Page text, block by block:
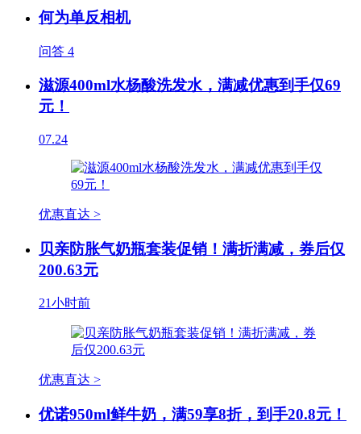
何为单反相机
问答 4
滋源400ml水杨酸洗发水，满减优惠到手仅69
元！
07.24
优惠直达 >
贝亲防胀气奶瓶套装促销！满折满减，券后仅
200.63元
21小时前
优惠直达 >
优诺950ml鲜牛奶，满59享8折，到手20.8元！